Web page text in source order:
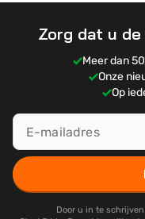
Zorg dat u
Meer dan
Onze
Op
Door u in te